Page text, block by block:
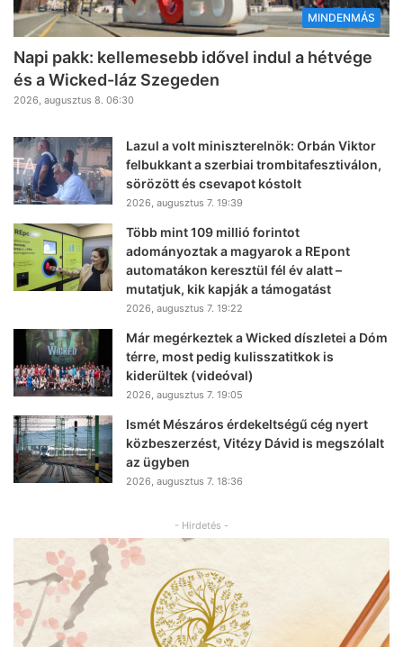
MINDENMÁS
Napi pakk: kellemesebb idővel indul a hétvége
és a Wicked-láz Szegeden
2026, augusztus 8. 06:30
Lazul a volt miniszterelnök: Orbán Viktor
felbukkant a szerbiai trombitafesztiválon,
sörözött és csevapot kóstolt
2026, augusztus 7. 19:39
Több mint 109 millió forintot
adományoztak a magyarok a REpont
automatákon keresztül fél év alatt –
mutatjuk, kik kapják a támogatást
2026, augusztus 7. 19:22
Már megérkeztek a Wicked díszletei a Dóm
térre, most pedig kulisszatitkok is
kiderültek (videóval)
2026, augusztus 7. 19:05
Ismét Mészáros érdekeltségű cég nyert
közbeszerzést, Vitézy Dávid is megszólalt
az ügyben
2026, augusztus 7. 18:36
- Hirdetés -